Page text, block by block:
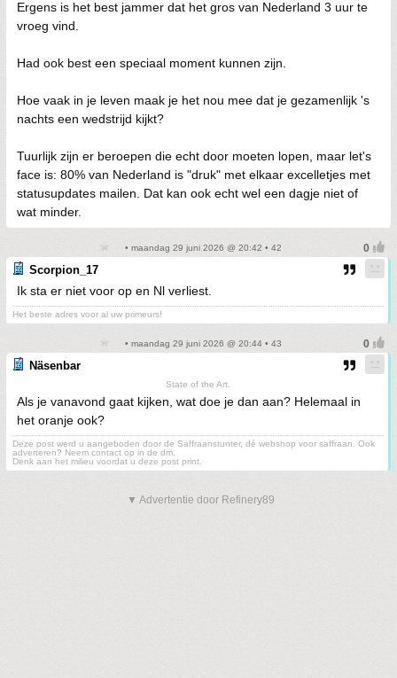
Ergens is het best jammer dat het gros van Nederland 3 uur te
vroeg vind.
Had ook best een speciaal moment kunnen zijn.
Hoe vaak in je leven maak je het nou mee dat je gezamenlijk 's
nachts een wedstrijd kijkt?
Tuurlijk zijn er beroepen die echt door moeten lopen, maar let's
face is: 80% van Nederland is "druk" met elkaar excelletjes met
statusupdates mailen. Dat kan ook echt wel een dagje niet of
wat minder.
• maandag 29 juni 2026 @ 20:42 • 42
Scorpion_17
Ik sta er niet voor op en Nl verliest.
Het beste adres voor al uw primeurs!
• maandag 29 juni 2026 @ 20:44 • 43
Näsenbar
State of the Art.
Als je vanavond gaat kijken, wat doe je dan aan? Helemaal in
het oranje ook?
Deze post werd u aangeboden door de Saffraanstunter, dé webshop voor saffraan. Ook
adverteren? Neem contact op in de dm.
Denk aan het milieu voordat u deze post print.
▼ Advertentie door Refinery89